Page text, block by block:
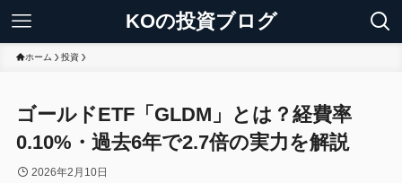
KOの投資ブログ
ホーム 投資
ゴールドETF「GLDM」とは？経費率
0.10%・過去6年で2.7倍の実力を解説
2026年2月10日